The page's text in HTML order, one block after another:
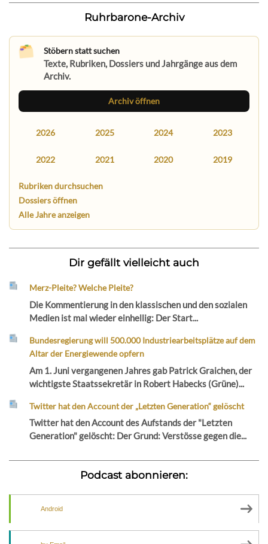
Ruhrbarone-Archiv
Stöbern statt suchen
Texte, Rubriken, Dossiers und Jahrgänge aus dem
Archiv.
Archiv öffnen
2026 2025 2024 2023
2022 2021 2020 2019
Rubriken durchsuchen
Dossiers öffnen
Alle Jahre anzeigen
Dir gefällt vielleicht auch
Merz-Pleite? Welche Pleite?
Die Kommentierung in den klassischen und den sozialen
Medien ist mal wieder einhellig: Der Start...
Bundesregierung will 500.000 Industriearbeitsplätze auf dem
Altar der Energiewende opfern
Am 1. Juni vergangenen Jahres gab Patrick Graichen, der
wichtigste Staatssekretär in Robert Habecks (Grüne)...
Twitter hat den Account der „Letzten Generation“ gelöscht
Twitter hat den Account des Aufstands der "Letzten
Generation" gelöscht: Der Grund: Verstösse gegen die...
Podcast abonnieren:
Android